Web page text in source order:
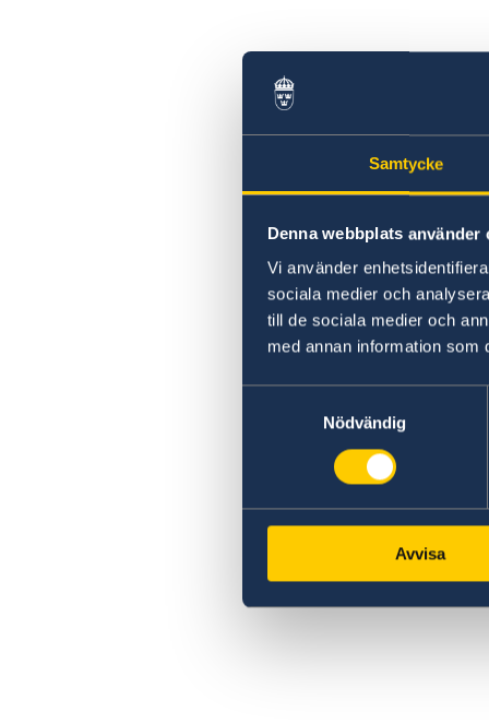
Samtycke
Denna webbplats använder
Vi använder
sociala medier och
till de sociala medier och
med annan information som
Nödvändig
Avvisa
Svenska handlingar som ska åberopas i
Tidsbokning för expeditionsbesök (ej
Vårdnadshavares medgivande
Utlämning av pass och nationellt id-kort